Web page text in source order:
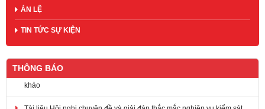
ÁN LỆ
TIN TỨC SỰ KIỆN
THÔNG BÁO
Tài liệu Hội nghị chuyên đề và giải đáp thắc mắc nghiệp vụ kiểm sát
án dân sự năm 2026